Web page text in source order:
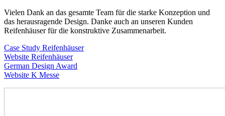
Vielen Dank an das gesamte Team für die starke Konzeption und
das herausragende Design. Danke auch an unseren Kunden
Reifenhäuser für die konstruktive Zusammenarbeit.
Case Study Reifenhäuser
Website Reifenhäuser
German Design Award
Website K Messe